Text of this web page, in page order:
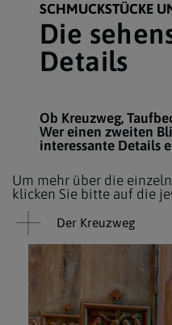
SCHMUCKSTÜCKE
Die
Details
Ob Kreuzweg,
Wer einen zweiten
interessante Details
Um mehr über die
klicken Sie bitte auf die
Der Kreuzweg